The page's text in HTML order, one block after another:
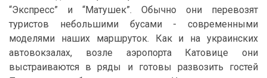
“Экспресс” и “Матушек”. Обычно они перевозят
туристов небольшими бусами - современными
моделями наших маршруток. Как и на украинских
автовокзалах, возле аэропорта Катовице они
выстраиваются в ряды и готовы развозить гостей